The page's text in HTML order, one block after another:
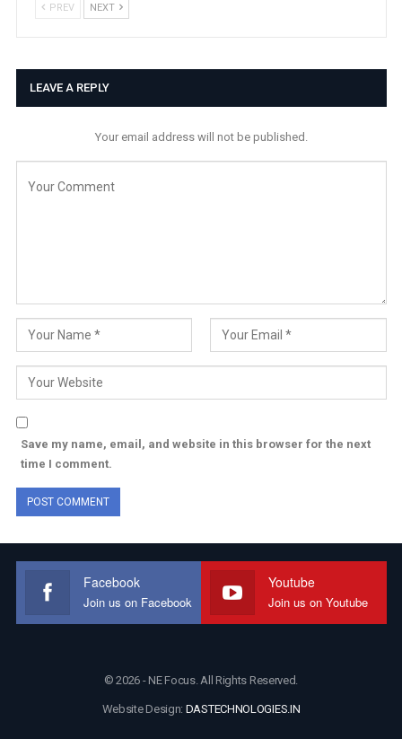
PREV NEXT
LEAVE A REPLY
Your email address will not be published.
Save my name, email, and website in this browser for the next
time I comment.
Facebook
Join us on Facebook
Youtube
Join us on Youtube
© 2026 - NE Focus. All Rights Reserved.
Website Design: DASTECHNOLOGIES.IN